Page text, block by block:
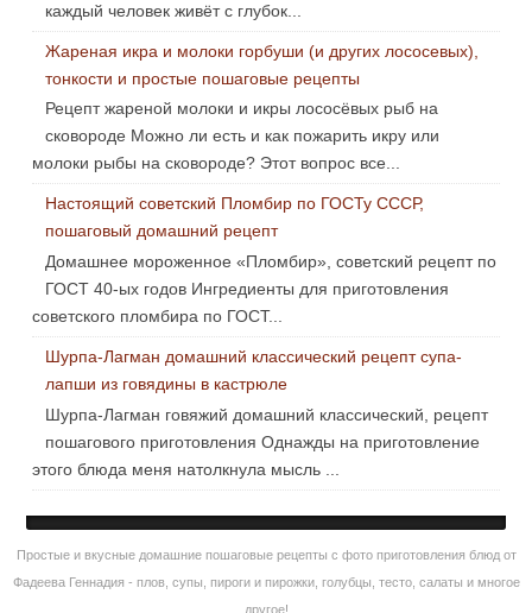
каждый человек живёт с глубок...
Жареная икра и молоки горбуши (и других лососевых),
тонкости и простые пошаговые рецепты
Рецепт жареной молоки и икры лососёвых рыб на
сковороде Можно ли есть и как пожарить икру или
молоки рыбы на сковороде? Этот вопрос все...
Настоящий советский Пломбир по ГОСТу СССР,
пошаговый домашний рецепт
Домашнее мороженное «Пломбир», советский рецепт по
ГОСТ 40-ых годов Ингредиенты для приготовления
советского пломбира по ГОСТ...
Шурпа-Лагман домашний классический рецепт супа-
лапши из говядины в кастрюле
Шурпа-Лагман говяжий домашний классический, рецепт
пошагового приготовления Однажды на приготовление
этого блюда меня натолкнула мысль ...
Простые и вкусные домашние пошаговые рецепты с фото приготовления блюд от
Фадеева Геннадия - плов, супы, пироги и пирожки, голубцы, тесто, салаты и многое
другое!